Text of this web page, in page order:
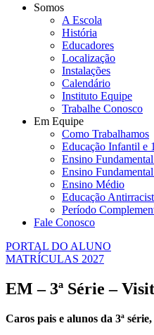
Somos
A Escola
História
Educadores
Localização
Instalações
Calendário
Instituto Equipe
Trabalhe Conosco
Em Equipe
Como Trabalhamos
Educação Infantil e
Ensino
Ensino
Ensino Médio
Educação
Período
Fale Conosco
PORTAL DO ALUNO
MATRÍCULAS 2027
EM – 3ª Série –
Caros pais e alunos da 3ª série,